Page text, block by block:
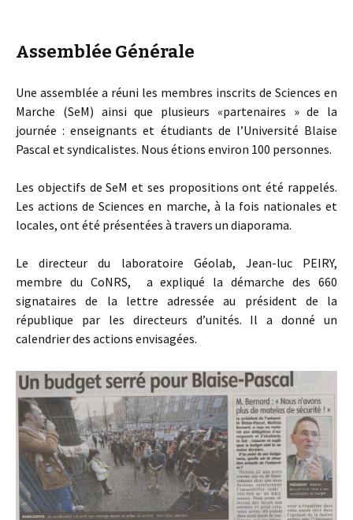
Assemblée Générale
Une assemblée a réuni les membres inscrits de Sciences en
Marche (SeM) ainsi que plusieurs «partenaires » de la
journée : enseignants et étudiants de l’Université Blaise
Pascal et syndicalistes. Nous étions environ 100 personnes.
Les objectifs de SeM et ses propositions ont été rappelés.
Les actions de Sciences en marche, à la fois nationales et
locales, ont été présentées à travers un diaporama.
Le directeur du laboratoire Géolab, Jean-luc PEIRY,
membre du CoNRS, a expliqué la démarche des 660
signataires de la lettre adressée au président de la
république par les directeurs d’unités. Il a donné un
calendrier des actions envisagées.